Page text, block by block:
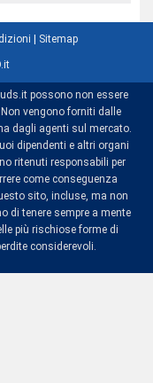
Sitemap
possono non essere
vengono forniti dalle
dagli agenti sul mercato.
dipendenti e altri organi
ritenuti responsabili per
come conseguenza
sito, incluse, ma non
di tenere sempre a mente
più rischiose forme di
considerevoli.